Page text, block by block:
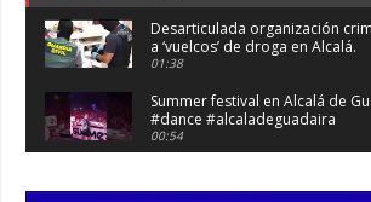
Desarticulada organización
a ‘vuelcos’ de droga en Alcalá.
01:38
Summer festival en Alcalá de
#dance #alcaladeguadaira
00:54
altura de Alcalá. #atraco